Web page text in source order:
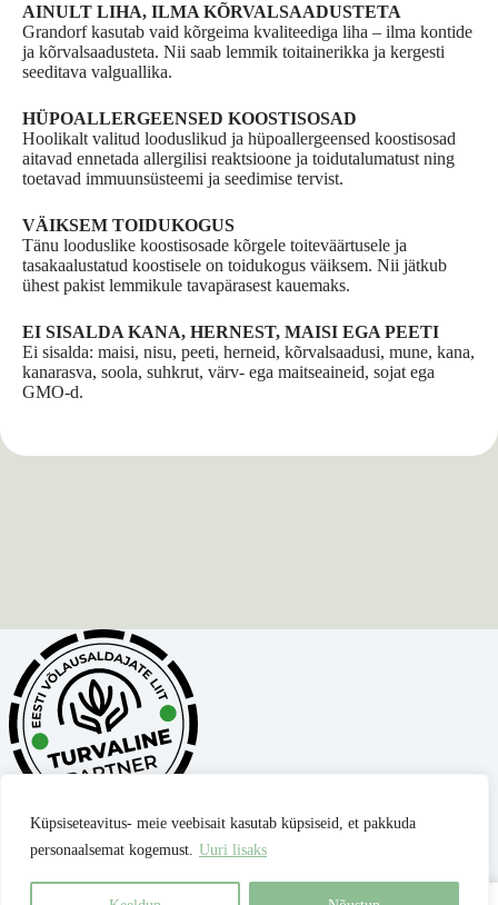
Küpsiseteavitus- meie veebisait kasutab küpsiseid, et pakkuda
personaalsemat kogemust. Uuri lisaks
AINULT LIHA, ILMA KÕRVALSAADUSTETA
Grandorf kasutab vaid kõrgeima kvaliteediga liha – ilma kontide
ja kõrvalsaadusteta. Nii saab lemmik toitainerikka ja kergesti
seeditava valguallika.
HÜPOALLERGEENSED KOOSTISOSAD
Hoolikalt valitud looduslikud ja hüpoallergeensed koostisosad
aitavad ennetada allergilisi reaktsioone ja toidutalumatust ning
toetavad immuunsüsteemi ja seedimise tervist.
VÄIKSEM TOIDUKOGUS
Tänu looduslike koostisosade kõrgele toiteväärtusele ja
tasakaalustatud koostisele on toidukogus väiksem. Nii jätkub
ühest pakist lemmikule tavapärasest kauemaks.
EI SISALDA KANA, HERNEST, MAISI EGA PEETI
Ei sisalda: maisi, nisu, peeti, herneid, kõrvalsaadusi, mune, kana,
kanarasva, soola, suhkrut, värv- ega maitseaineid, sojat ega
GMO-d.
Privaatsuspoliitika
Müügitingimused